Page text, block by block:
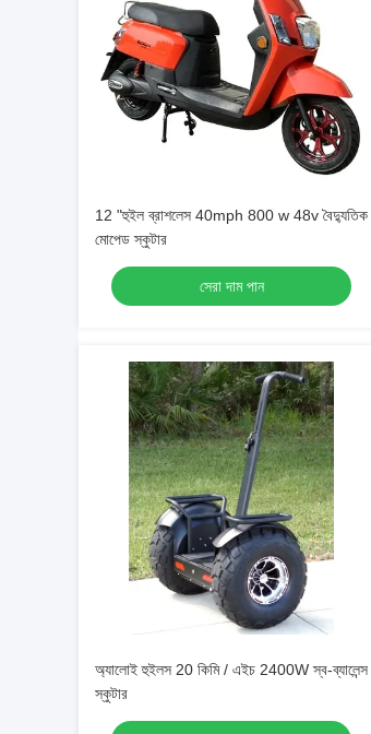
12 "হুইল ব্রাশলেস 40mph 800 w 48v বৈদ্যুতিক
মোপেড স্কুটার
সেরা দাম পান
অ্যালোই হুইলস 20 কিমি / এইচ 2400W স্ব-ব্যালেন্স
স্কুটার